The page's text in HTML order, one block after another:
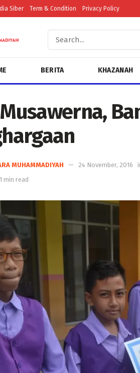
Siber Term & Condition Privacy Policy
BERITA KHAZANAH
MUHAMMADIYAH 24 November, 2016
min read